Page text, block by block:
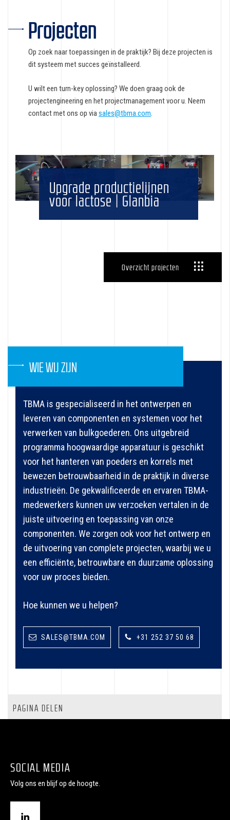
Projecten
Op zoek naar toepassingen in de praktijk? Bij deze projecten is
dit systeem met succes geïnstalleerd.
U wilt een turn-key oplossing? We doen graag ook de
projectengineering en het projectmanagement voor u. Neem
contact met ons op viasales@tbma.com.
Upgrade productielijnen
voor lactose | Glanbia
Overzicht projecten
WIE WIJ ZIJN
TBMA is gespecialiseerd in het ontwerpen en
leveren van componenten en systemen voor het
verwerken van bulkgoederen. Ons uitgebreid
programma hoogwaardige apparatuur is geschikt
voor het hanteren van poeders en korrels met
bewezen betrouwbaarheid in de praktijk in diverse
industrieën. De gekwalificeerde en ervaren TBMA-
medewerkers kunnen uw verzoeken vertalen in de
juiste uitvoering en toepassing van onze
componenten. We zorgen ook voor het ontwerp en
de uitvoering van complete projecten, waarbij we u
een efficiënte, betrouwbare en duurzame oplossing
voor uw proces bieden.
Hoe kunnen we u helpen?
SALES@TBMA.COM +31 252 37 50 68
PAGINA DELEN
SOCIAL MEDIA
Volg ons en blijf op de hoogte.